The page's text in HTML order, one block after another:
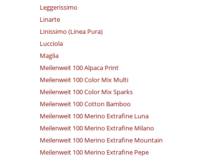
Leggerissimo
Linarte
Linissimo (Linea Pura)
Lucciola
Maglia
Meilenweit 100 Alpaca Print
Meilenweit 100 Color Mix Multi
Meilenweit 100 Color Mix Sparks
Meilenweit 100 Cotton Bamboo
Meilenweit 100 Merino Extrafine Luna
Meilenweit 100 Merino Extrafine Milano
Meilenweit 100 Merino Extrafine Mountain
Meilenweit 100 Merino Extrafine Pepe